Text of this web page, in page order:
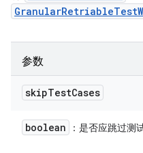
参数
skipTestCases
boolean ：是否应跳过测